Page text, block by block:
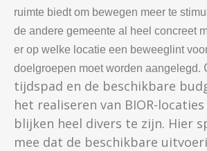
ruimte biedt om bewegen meer te
de andere gemeente al heel concreet
er op welke locatie een beweeglint
doelgroepen moet worden aangelegd.
tijdspad en de beschikbare
het realiseren van BIOR-
blijken heel divers te zijn. Hier
mee dat de beschikbare